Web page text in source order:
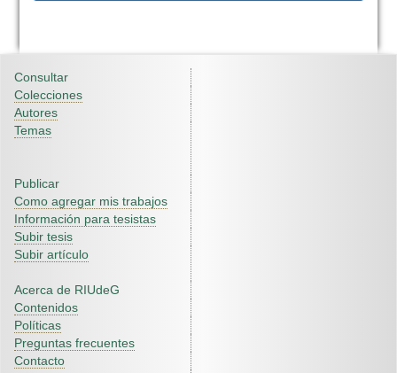
Consultar
Colecciones
Autores
Temas
Publicar
Como agregar mis trabajos
Información para tesistas
Subir tesis
Subir artículo
Acerca de RIUdeG
Contenidos
Políticas
Preguntas frecuentes
Contacto